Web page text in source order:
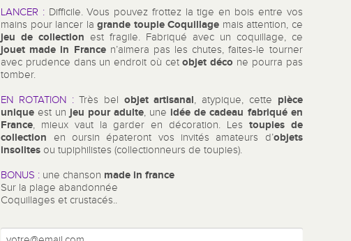
LANCER :Difficile. Vous pouvez frottez la tige en bois entre vos
mains pour lancer lagrande toupie Coquillage mais attention, ce
jeu de collection est fragile. Fabriqué avec un coquillage, ce
jouet made in Francen’aimera pas les chutes, faites-le tourner
avec prudence dans un endroit où cetobjet déco ne pourra pas
tomber.
EN ROTATION :Très bel objet artisanal, atypique, cette pièce
unique est un jeu pour adulte, une idée de cadeau fabriqué en
France, mieux vaut la garder en décoration. Les toupies de
collection en oursin épateront vos invités amateurs d’objets
insolites ou tupiphilistes (collectionneurs de toupies).
BONUS : une chanson made in france
Sur la plage abandonnée
Coquillages et crustacés..